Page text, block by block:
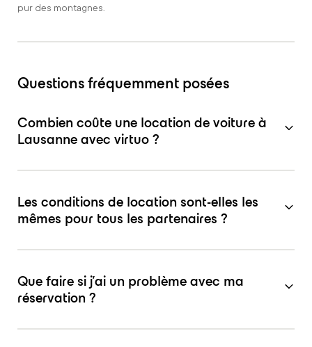
pur des montagnes.
Questions fréquemment posées
Combien coûte une location de voiture à
Lausanne avec virtuo ?
Les conditions de location sont-elles les
mêmes pour tous les partenaires ?
Que faire si j’ai un problème avec ma
réservation ?